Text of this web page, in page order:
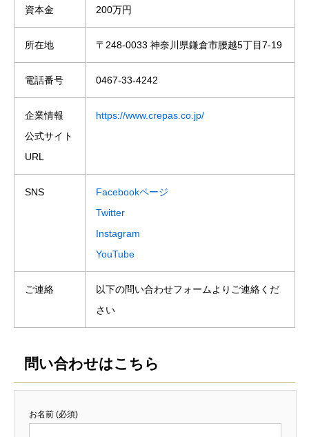
資本金 200万円
所在地 〒248-0033 神奈川県鎌倉市腰越5丁目7-19
電話番号 0467-33-4242
企業情報
公式サイト
URL
https://www.crepas.co.jp/
SNS
Facebookページ
Twitter
Instagram
YouTube
ご連絡
以下の問い合わせフォームよりご連絡くだ
さい
問い合わせはこちら
お名前 (必須)